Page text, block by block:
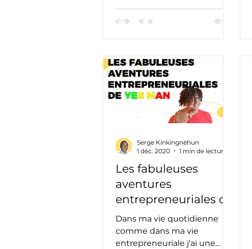
Marketing Perso
avons...
Les fabuleuses
aventures
entrepreneuriales de
Yes Man.🤠
Dans ma vie quotidienne
comme dans ma vie
entrepreneuriale j'ai une
Serge Kinkingnéhun
1 déc. 2020
1 min de lecture